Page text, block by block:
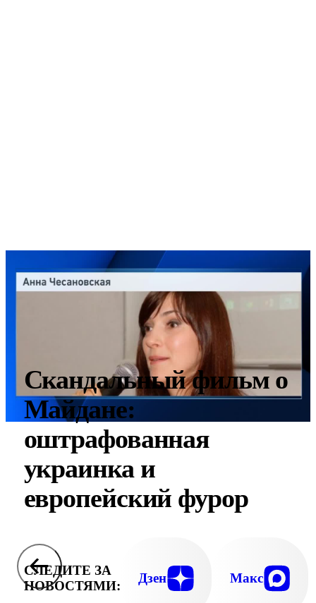
Скандальный фильм о
Майдане:
оштрафованная
украинка и
европейский фурор
СЛЕДИТЕ ЗА
НОВОСТЯМИ:
Дзен Макс